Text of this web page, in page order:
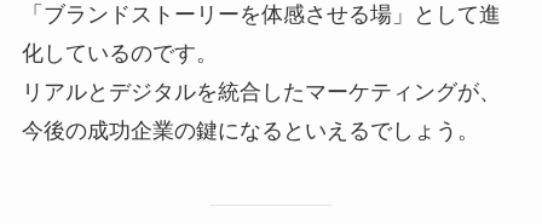
「ブランドストーリーを体感させる場」として進
化しているのです。
リアルとデジタルを統合したマーケティングが、
今後の成功企業の鍵になるといえるでしょう。